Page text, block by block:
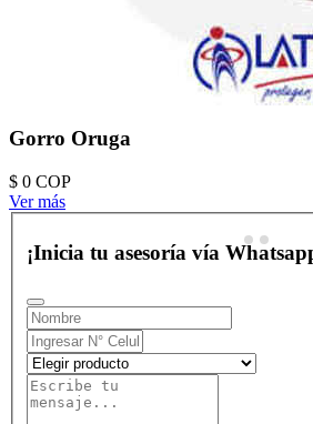
Gorro Oruga
$ 0 COP
Ver más
¡Inicia tu asesoría vía